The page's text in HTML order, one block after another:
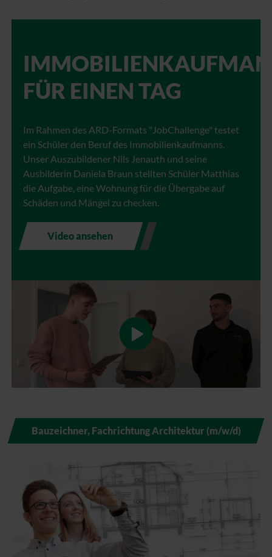
FÜR EINEN TAG
Im Rahmen des ARD-Formats "JobChallenge" testet
ein Schüler den Beruf des Immobilienkaufmanns.
Unser Auszubildener Nils Jenauth und seine
Ausbilderin Daniela Braun stellten Schüler Matthias
die Aufgabe, eine Wohnung für die Übergabe auf
Schäden und Mängel zu checken.
Video ansehen
Bauzeichner, Fachrichtung Architektur (m/w/d)